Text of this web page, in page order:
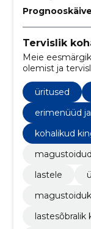
Tervislik
Meie
olemist ja
üritused
erimenüüd
kohalikud
magustoidud
lastele
lastesõbralik